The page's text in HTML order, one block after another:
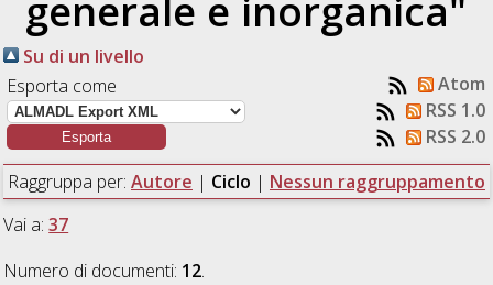
Su di un livello
Esporta come
Atom
RSS 1.0
RSS 2.0
Raggruppa per: Autore | Ciclo | Nessun raggruppamento
Vai a:37
Numero di documenti: 12.